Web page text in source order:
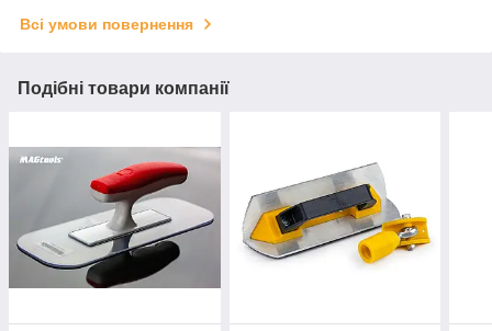
Всі умови повернення
Подібні товари компанії